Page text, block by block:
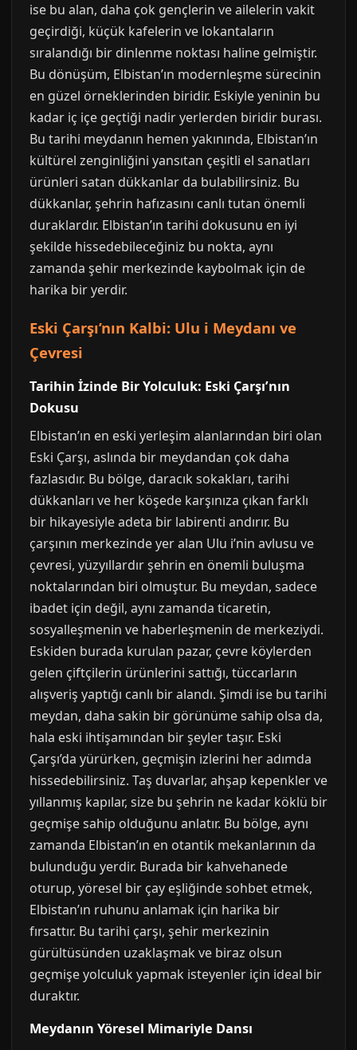
ise bu alan, daha çok gençlerin ve ailelerin vakit
geçirdiği, küçük kafelerin ve lokantaların
sıralandığı bir dinlenme noktası haline gelmiştir.
Bu dönüşüm, Elbistan’ın modernleşme sürecinin
en güzel örneklerinden biridir. Eskiyle yeninin bu
kadar iç içe geçtiği nadir yerlerden biridir burası.
Bu tarihi meydanın hemen yakınında, Elbistan’ın
kültürel zenginliğini yansıtan çeşitli el sanatları
ürünleri satan dükkanlar da bulabilirsiniz. Bu
dükkanlar, şehrin hafızasını canlı tutan önemli
duraklardır. Elbistan’ın tarihi dokusunu en iyi
şekilde hissedebileceğiniz bu nokta, aynı
zamanda şehir merkezinde kaybolmak için de
harika bir yerdir.
Eski Çarşı’nın Kalbi: Ulu i Meydanı ve
Çevresi
Tarihin İzinde Bir Yolculuk: Eski Çarşı’nın
Dokusu
Elbistan’ın en eski yerleşim alanlarından biri olan
Eski Çarşı, aslında bir meydandan çok daha
fazlasıdır. Bu bölge, daracık sokakları, tarihi
dükkanları ve her köşede karşınıza çıkan farklı
bir hikayesiyle adeta bir labirenti andırır. Bu
çarşının merkezinde yer alan Ulu i’nin avlusu ve
çevresi, yüzyıllardır şehrin en önemli buluşma
noktalarından biri olmuştur. Bu meydan, sadece
ibadet için değil, aynı zamanda ticaretin,
sosyalleşmenin ve haberleşmenin de merkeziydi.
Eskiden burada kurulan pazar, çevre köylerden
gelen çiftçilerin ürünlerini sattığı, tüccarların
alışveriş yaptığı canlı bir alandı. Şimdi ise bu tarihi
meydan, daha sakin bir görünüme sahip olsa da,
hala eski ihtişamından bir şeyler taşır. Eski
Çarşı’da yürürken, geçmişin izlerini her adımda
hissedebilirsiniz. Taş duvarlar, ahşap kepenkler ve
yıllanmış kapılar, size bu şehrin ne kadar köklü bir
geçmişe sahip olduğunu anlatır. Bu bölge, aynı
zamanda Elbistan’ın en otantik mekanlarının da
bulunduğu yerdir. Burada bir kahvehanede
oturup, yöresel bir çay eşliğinde sohbet etmek,
Elbistan’ın ruhunu anlamak için harika bir
fırsattır. Bu tarihi çarşı, şehir merkezinin
gürültüsünden uzaklaşmak ve biraz olsun
geçmişe yolculuk yapmak isteyenler için ideal bir
duraktır.
Meydanın Yöresel Mimariyle Dansı